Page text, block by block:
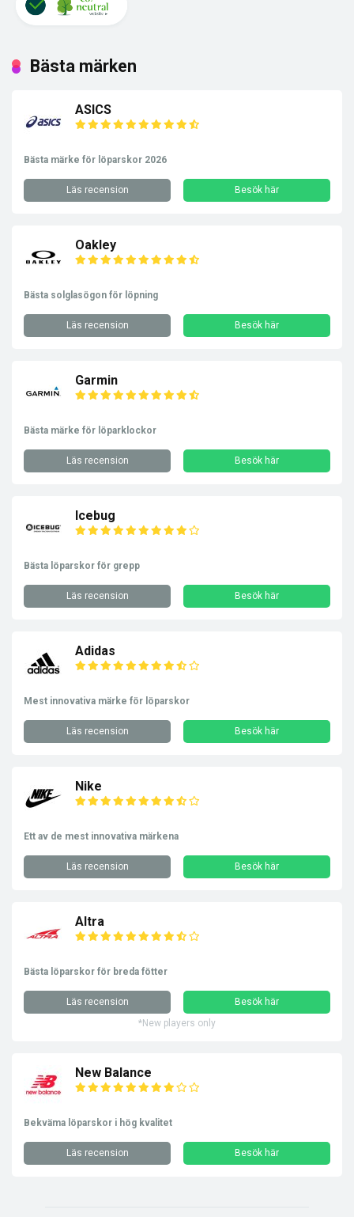
Bästa märken
ASICS
Bästa märke för löparskor 2026
Läs recension Besök här
Oakley
Bästa solglasögon för löpning
Läs recension Besök här
Garmin
Bästa märke för löparklockor
Läs recension Besök här
Icebug
Bästa löparskor för grepp
Läs recension Besök här
Adidas
Mest innovativa märke för löparskor
Läs recension Besök här
Nike
Ett av de mest innovativa märkena
Läs recension Besök här
Altra
Bästa löparskor för breda fötter
Läs recension
Besök här
*New players only
New Balance
Bekväma löparskor i hög kvalitet
Läs recension Besök här